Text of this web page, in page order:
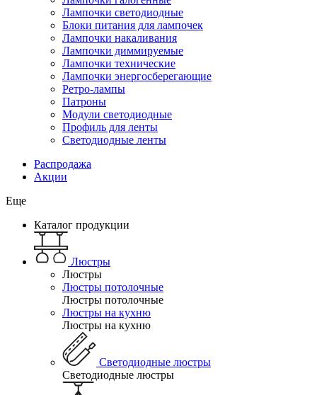
Лампочки светодиодные
Блоки питания для лампочек
Лампочки накаливания
Лампочки диммируемые
Лампочки технические
Лампочки энергосберегающие
Ретро-лампы
Патроны
Модули светодиодные
Профиль для ленты
Светодиодные ленты
Распродажа
Акции
Еще
Каталог продукции
Люстры
Люстры
Люстры потолочные
Люстры потолочные
Люстры на кухню
Люстры на кухню
Светодиодные люстры
Светодиодные люстры